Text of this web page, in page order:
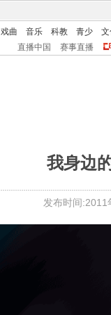
戏曲 音乐 科教 青少
直播中国 赛事直播
我身边
发布时间